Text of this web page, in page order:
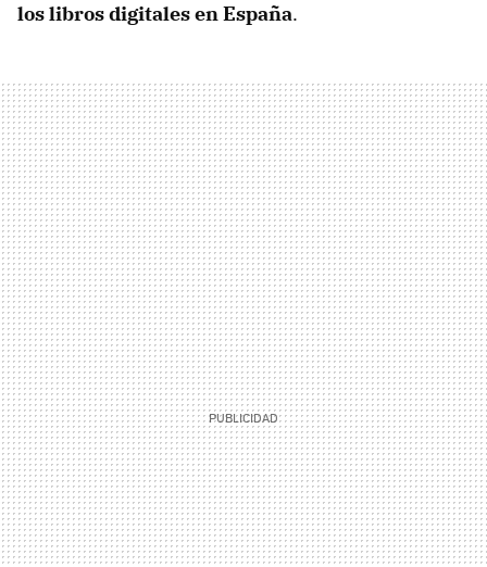
los libros digitales en España.